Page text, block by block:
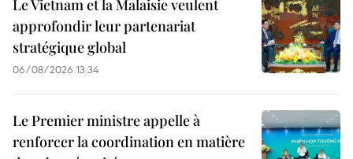
Le Vietnam et la Malaisie veulent
approfondir leur partenariat
stratégique global
06/08/2026 13:34
Le Premier ministre appelle à
renforcer la coordination en matière